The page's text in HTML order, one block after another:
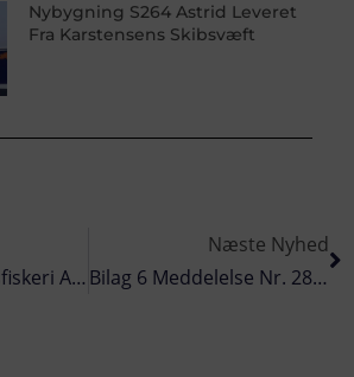
Nybygning S264 Astrid Leveret
Fra Karstensens Skibsvæft
Kystnært Rationsfiskeri Af Sild I Nordsøen 4AB Inkl. Limfjorden Samt I Skagerrak Og Kattegat 3A
Næste Nyhed
Bilag 6 Meddelelse Nr. 28 – Om Ændring Af Vilkår Gældende For Tobisfiskeri På Rationsvilkår I Nordsøen Og Skagerrak I Tobisforvaltningsområde 2r